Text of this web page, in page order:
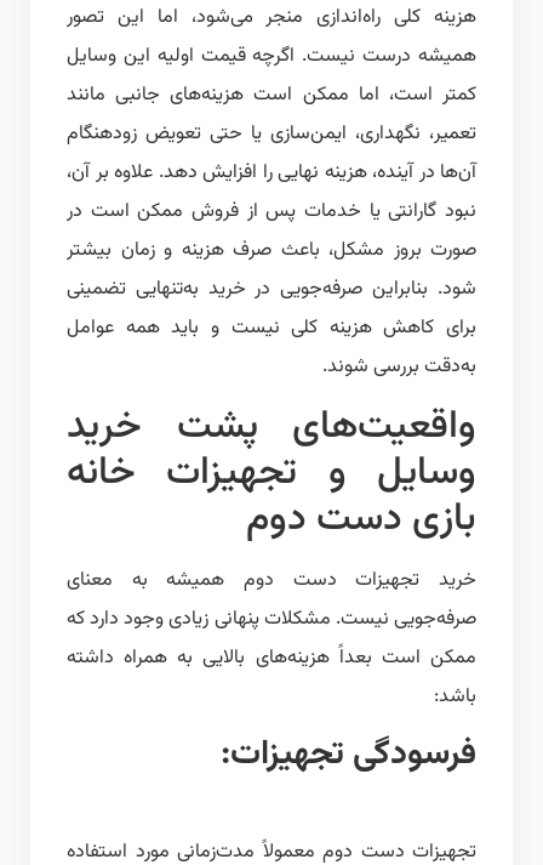
هزینه کلی راه‌اندازی منجر می‌شود، اما این تصور
همیشه درست نیست. اگرچه قیمت اولیه این وسایل
کمتر است، اما ممکن است هزینه‌های جانبی مانند
تعمیر، نگهداری، ایمن‌سازی یا حتی تعویض زودهنگام
آن‌ها در آینده، هزینه نهایی را افزایش دهد. علاوه بر آن،
نبود گارانتی یا خدمات پس از فروش ممکن است در
صورت بروز مشکل، باعث صرف هزینه و زمان بیشتر
شود. بنابراین صرفه‌جویی در خرید به‌تنهایی تضمینی
برای کاهش هزینه کلی نیست و باید همه عوامل
به‌دقت بررسی شوند.
واقعیت‌های پشت خرید
وسایل و تجهیزات خانه
بازی دست دوم
خرید تجهیزات دست دوم همیشه به معنای
صرفه‌جویی نیست. مشکلات پنهانی زیادی وجود دارد که
ممکن است بعداً هزینه‌های بالایی به همراه داشته
فرسودگی تجهیزات:
تجهیزات دست دوم معمولاً مدت‌زمانی مورد استفاده